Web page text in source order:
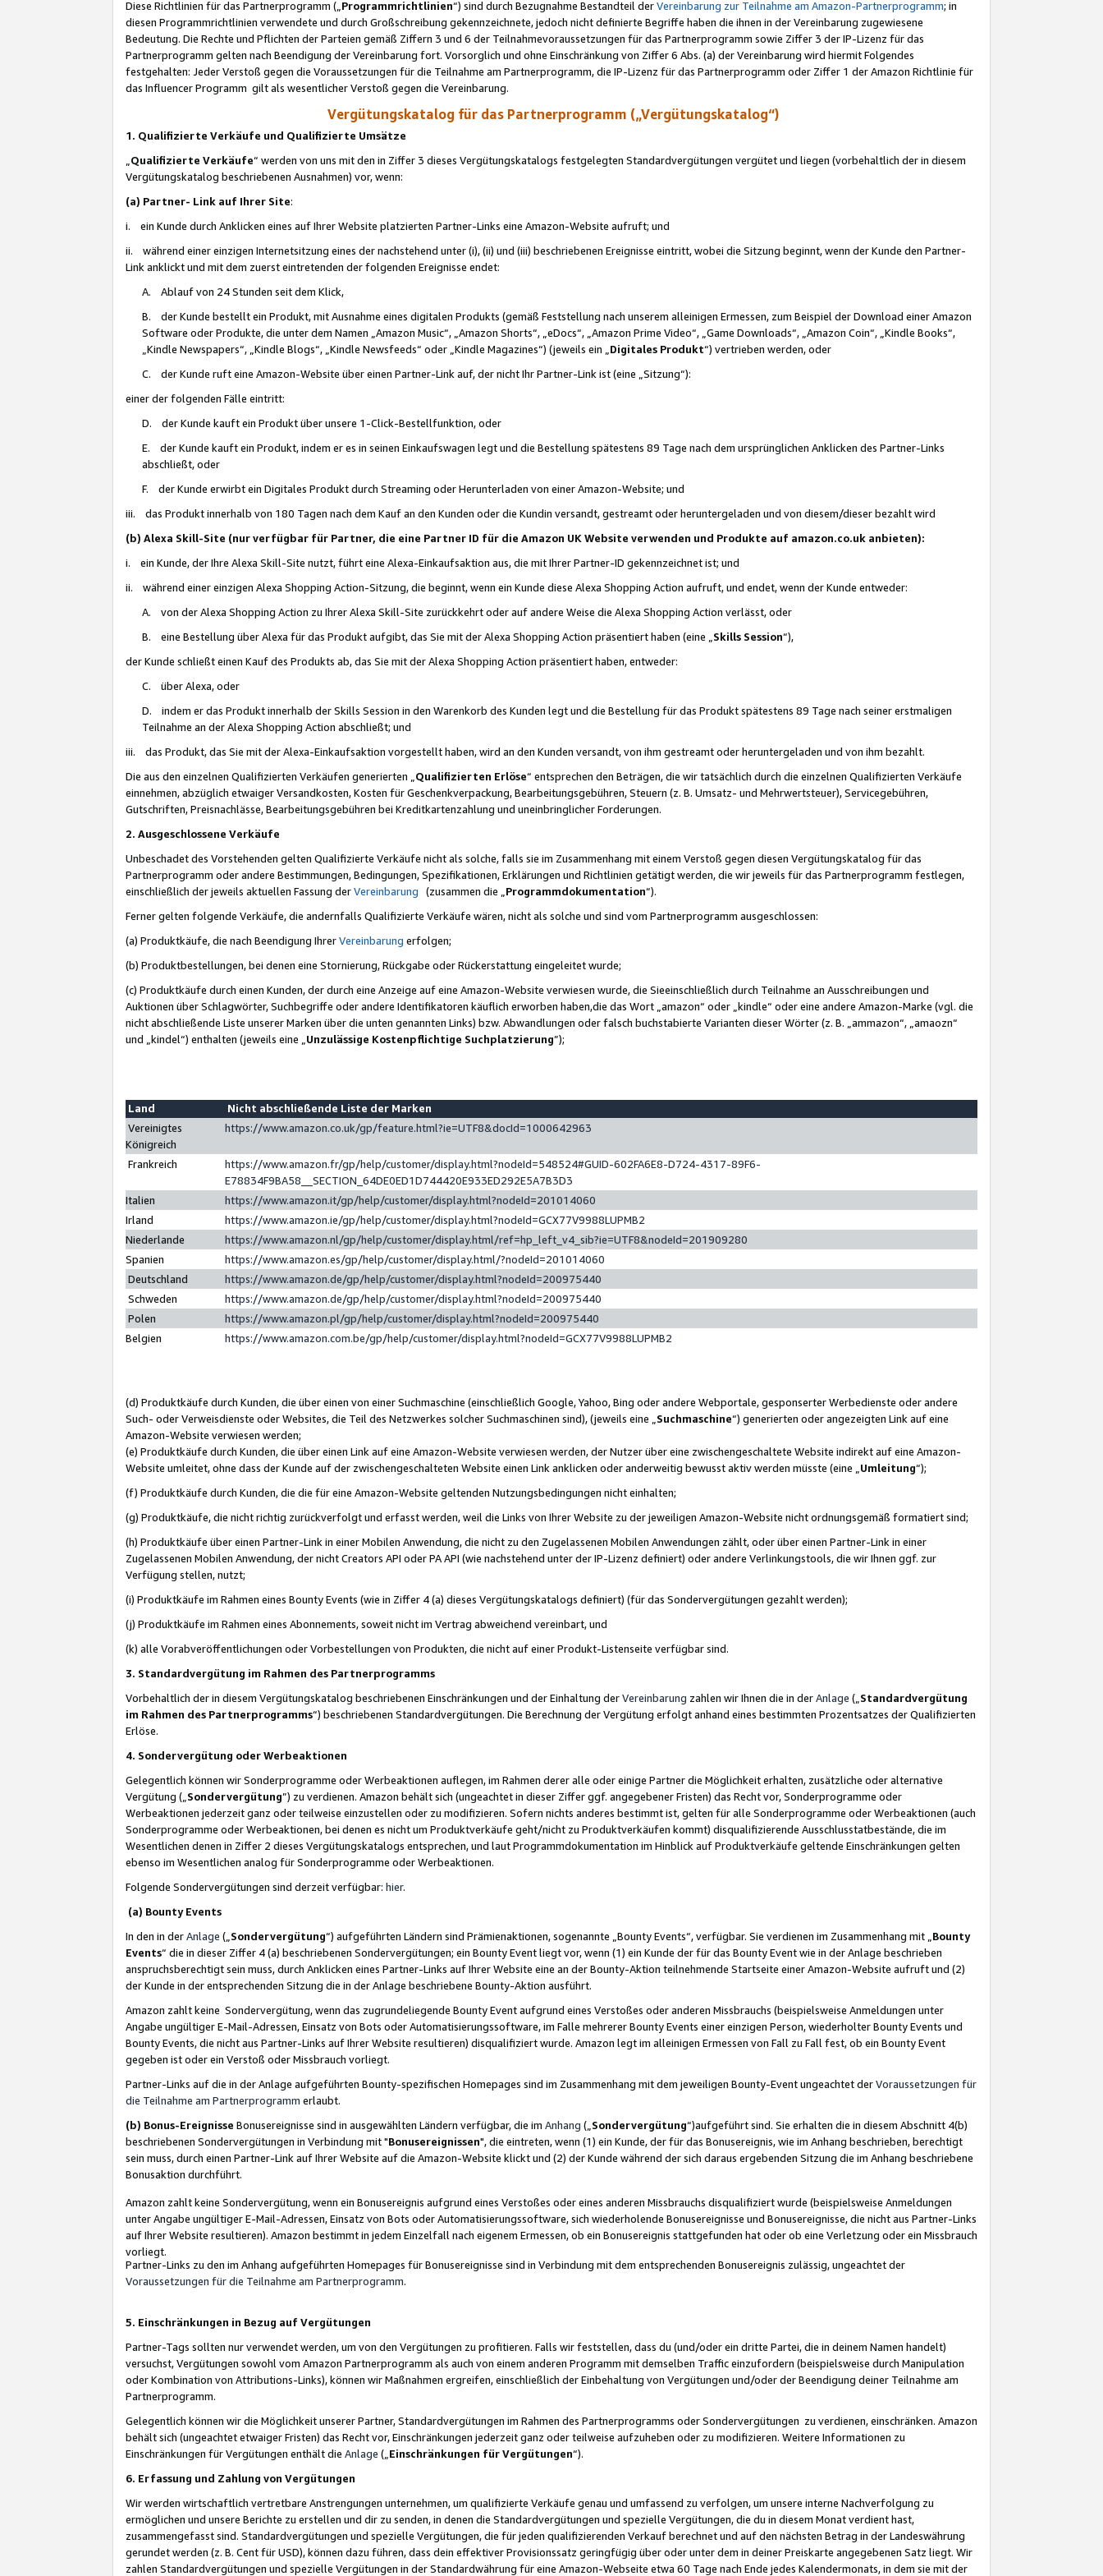
Diese Richtlinien für das Partnerprogramm („Programmrichtlinien“) sind durch Bezugnahme Bestandteil derVereinbarung zur Teilnahme am Amazon-Partnerprogramm; in
diesen Programmrichtlinien verwendete und durch Großschreibung gekennzeichnete, jedoch nicht definierte Begriffe haben die ihnen in der Vereinbarung zugewiesene
Bedeutung. Die Rechte und Pflichten der Parteien gemäß Ziffern 3 und 6 der Teilnahmevoraussetzungen für das Partnerprogramm sowie Ziffer 3 der IP-Lizenz für das
Partnerprogramm gelten nach Beendigung der Vereinbarung fort. Vorsorglich und ohne Einschränkung von Ziffer 6 Abs. (a) der Vereinbarung wird hiermit Folgendes
festgehalten: Jeder Verstoß gegen die Voraussetzungen für die Teilnahme am Partnerprogramm, die IP-Lizenz für das Partnerprogramm oder Ziffer 1 der Amazon Richtlinie für
das Influencer Programm gilt als wesentlicher Verstoß gegen die Vereinbarung.
Vergütungskatalog für das Partnerprogramm („Vergütungskatalog“)
1. Qualifizierte Verkäufe und Qualifizierte Umsätze
Qualifizierte Verkäufe“ werden von uns mit den in Ziffer 3 dieses Vergütungskatalogs festgelegten Standardvergütungen vergütet und liegen (vorbehaltlich der in diesem
Vergütungskatalog beschriebenen Ausnahmen) vor, wenn:
(a) Partner- Link auf Ihrer Site:
i. ein Kunde durch Anklicken eines auf Ihrer Website platzierten Partner-Links eine Amazon-Website aufruft; und
ii. während einer einzigen Internetsitzung eines der nachstehend unter (i), (ii) und (iii) beschriebenen Ereignisse eintritt, wobei die Sitzung beginnt, wenn der Kunde den Partner-
Link anklickt und mit dem zuerst eintretenden der folgenden Ereignisse endet:
A. Ablauf von 24 Stunden seit dem Klick,
B. der Kunde bestellt ein Produkt, mit Ausnahme eines digitalen Produkts (gemäß Feststellung nach unserem alleinigen Ermessen, zum Beispiel der Download einer Amazon
Software oder Produkte, die unter dem Namen „Amazon Music“, „Amazon Shorts“, „eDocs“, „Amazon Prime Video“, „Game Downloads“, „Amazon Coin“, „Kindle Books“,
„Kindle Newspapers“, „Kindle Blogs“, „Kindle Newsfeeds“ oder „Kindle Magazines“) (jeweils ein „ Digitales Produkt“) vertrieben werden, oder
C. der Kunde ruft eine Amazon-Website über einen Partner-Link auf, der nicht Ihr Partner-Link ist (eine „Sitzung“):
einer der folgenden Fälle eintritt:
D. der Kunde kauft ein Produkt über unsere 1-Click-Bestellfunktion, oder
E. der Kunde kauft ein Produkt, indem er es in seinen Einkaufswagen legt und die Bestellung spätestens 89 Tage nach dem ursprünglichen Anklicken des Partner-Links
abschließt, oder
F. der Kunde erwirbt ein Digitales Produkt durch Streaming oder Herunterladen von einer Amazon-Website; und
iii. das Produkt innerhalb von 180 Tagen nach dem Kauf an den Kunden oder die Kundin versandt, gestreamt oder heruntergeladen und von diesem/dieser bezahlt wird
(b) Alexa Skill-Site (nur verfügbar für Partner, die eine Partner ID für die Amazon UK Website verwenden und Produkte auf amazon.co.uk anbieten):
i. ein Kunde, der Ihre Alexa Skill-Site nutzt, führt eine Alexa-Einkaufsaktion aus, die mit Ihrer Partner-ID gekennzeichnet ist; und
ii. während einer einzigen Alexa Shopping Action-Sitzung, die beginnt, wenn ein Kunde diese Alexa Shopping Action aufruft, und endet, wenn der Kunde entweder:
A. von der Alexa Shopping Action zu Ihrer Alexa Skill-Site zurückkehrt oder auf andere Weise die Alexa Shopping Action verlässt, oder
B. eine Bestellung über Alexa für das Produkt aufgibt, das Sie mit der Alexa Shopping Action präsentiert haben (eine „ Skills Session“),
der Kunde schließt einen Kauf des Produkts ab, das Sie mit der Alexa Shopping Action präsentiert haben, entweder:
C. über Alexa, oder
D. indem er das Produkt innerhalb der Skills Session in den Warenkorb des Kunden legt und die Bestellung für das Produkt spätestens 89 Tage nach seiner erstmaligen
Teilnahme an der Alexa Shopping Action abschließt; und
iii. das Produkt, das Sie mit der Alexa-Einkaufsaktion vorgestellt haben, wird an den Kunden versandt, von ihm gestreamt oder heruntergeladen und von ihm bezahlt.
Die aus den einzelnen Qualifizierten Verkäufen generierten „ Qualifizierten Erlöse“ entsprechen den Beträgen, die wir tatsächlich durch die einzelnen Qualifizierten Verkäufe
einnehmen, abzüglich etwaiger Versandkosten, Kosten für Geschenkverpackung, Bearbeitungsgebühren, Steuern (z. B. Umsatz- und Mehrwertsteuer), Servicegebühren,
Gutschriften, Preisnachlässe, Bearbeitungsgebühren bei Kreditkartenzahlung und uneinbringlicher Forderungen.
2. Ausgeschlossene Verkäufe
Unbeschadet des Vorstehenden gelten Qualifizierte Verkäufe nicht als solche, falls sie im Zusammenhang mit einem Verstoß gegen diesen Vergütungskatalog für das
Partnerprogramm oder andere Bestimmungen, Bedingungen, Spezifikationen, Erklärungen und Richtlinien getätigt werden, die wir jeweils für das Partnerprogramm festlegen,
einschließlich der jeweils aktuellen Fassung derVereinbarung (zusammen die „ Programmdokumentation“).
Ferner gelten folgende Verkäufe, die andernfalls Qualifizierte Verkäufe wären, nicht als solche und sind vom Partnerprogramm ausgeschlossen:
(a) Produktkäufe, die nach Beendigung IhrerVereinbarung erfolgen;
(b) Produktbestellungen, bei denen eine Stornierung, Rückgabe oder Rückerstattung eingeleitet wurde;
(c) Produktkäufe durch einen Kunden, der durch eine Anzeige auf eine Amazon-Website verwiesen wurde, die Sieeinschließlich durch Teilnahme an Ausschreibungen und
Auktionen über Schlagwörter, Suchbegriffe oder andere Identifikatoren käuflich erworben haben,die das Wort „amazon“ oder „kindle“ oder eine andere Amazon-Marke (vgl. die
nicht abschließende Liste unserer Marken über die unten genannten Links) bzw. Abwandlungen oder falsch buchstabierte Varianten dieser Wörter (z. B. „ammazon“, „amaozn“
und „kindel“) enthalten (jeweils eine „ Unzulässige Kostenpflichtige Suchplatzierung”);
Land
Nicht abschließende Liste der Marken
Vereinigtes
Königreich
https://www.amazon.co.uk/gp/feature.html?ie=UTF8&docId=1000642963
Frankreich
https://www.amazon.fr/gp/help/customer/display.html?nodeId=548524#GUID-602FA6E8-D724-4317-89F6-
E78834F9BA58__SECTION_64DE0ED1D744420E933ED292E5A7B3D3
Italien
https://www.amazon.it/gp/help/customer/display.html?nodeId=201014060
Irland
https://www.amazon.ie/gp/help/customer/display.html?nodeId=GCX77V9988LUPMB2
Niederlande
https://www.amazon.nl/gp/help/customer/display.html/ref=hp_left_v4_sib?ie=UTF8&nodeId=201909280
Spanien
https://www.amazon.es/gp/help/customer/display.html/?nodeId=201014060
Deutschland
https://www.amazon.de/gp/help/customer/display.html?nodeId=200975440
Schweden
https://www.amazon.de/gp/help/customer/display.html?nodeId=200975440
Polen
https://www.amazon.pl/gp/help/customer/display.html?nodeId=200975440
Belgien
https://www.amazon.com.be/gp/help/customer/display.html?nodeId=GCX77V9988LUPMB2
(d) Produktkäufe durch Kunden, die über einen von einer Suchmaschine (einschließlich Google, Yahoo, Bing oder andere Webportale, gesponserter Werbedienste oder andere
Such- oder Verweisdienste oder Websites, die Teil des Netzwerkes solcher Suchmaschinen sind), (jeweils eine „ Suchmaschine“) generierten oder angezeigten Link auf eine
Amazon-Website verwiesen werden;
(e) Produktkäufe durch Kunden, die über einen Link auf eine Amazon-Website verwiesen werden, der Nutzer über eine zwischengeschaltete Website indirekt auf eine Amazon-
Website umleitet, ohne dass der Kunde auf der zwischengeschalteten Website einen Link anklicken oder anderweitig bewusst aktiv werden müsste (eine „ Umleitung“);
(f) Produktkäufe durch Kunden, die die für eine Amazon-Website geltenden Nutzungsbedingungen nicht einhalten;
(g) Produktkäufe, die nicht richtig zurückverfolgt und erfasst werden, weil die Links von Ihrer Website zu der jeweiligen Amazon-Website nicht ordnungsgemäß formatiert sind;
(h) Produktkäufe über einen Partner-Link in einer Mobilen Anwendung, die nicht zu den Zugelassenen Mobilen Anwendungen zählt, oder über einen Partner-Link in einer
Zugelassenen Mobilen Anwendung, der nicht Creators API oder PA API (wie nachstehend unter der IP-Lizenz definiert) oder andere Verlinkungstools, die wir Ihnen ggf. zur
Verfügung stellen, nutzt;
(i) Produktkäufe im Rahmen eines Bounty Events (wie in Ziffer 4 (a) dieses Vergütungskatalogs definiert) (für das Sondervergütungen gezahlt werden);
(j) Produktkäufe im Rahmen eines Abonnements, soweit nicht im Vertrag abweichend vereinbart, und
(k) alle Vorabveröffentlichungen oder Vorbestellungen von Produkten, die nicht auf einer Produkt-Listenseite verfügbar sind.
3. Standardvergütung im Rahmen des Partnerprogramms
Vorbehaltlich der in diesem Vergütungskatalog beschriebenen Einschränkungen und der Einhaltung derVereinbarung zahlen wir Ihnen die in derAnlage („ Standardvergütung
im Rahmen des Partnerprogramms“) beschriebenen Standardvergütungen. Die Berechnung der Vergütung erfolgt anhand eines bestimmten Prozentsatzes der Qualifizierten
Erlöse.
4. Sondervergütung oder Werbeaktionen
Gelegentlich können wir Sonderprogramme oder Werbeaktionen auflegen, im Rahmen derer alle oder einige Partner die Möglichkeit erhalten, zusätzliche oder alternative
Vergütung („ Sondervergütung”) zu verdienen. Amazon behält sich (ungeachtet in dieser Ziffer ggf. angegebener Fristen) das Recht vor, Sonderprogramme oder
Werbeaktionen jederzeit ganz oder teilweise einzustellen oder zu modifizieren. Sofern nichts anderes bestimmt ist, gelten für alle Sonderprogramme oder Werbeaktionen (auch
Sonderprogramme oder Werbeaktionen, bei denen es nicht um Produktverkäufe geht/nicht zu Produktverkäufen kommt) disqualifizierende Ausschlusstatbestände, die im
Wesentlichen denen in Ziffer 2 dieses Vergütungskatalogs entsprechen, und laut Programmdokumentation im Hinblick auf Produktverkäufe geltende Einschränkungen gelten
ebenso im Wesentlichen analog für Sonderprogramme oder Werbeaktionen.
Folgende Sondervergütungen sind derzeit verfügbar: hier.
(a) Bounty Events
In den in derAnlage („ Sondervergütung“) aufgeführten Ländern sind Prämienaktionen, sogenannte „Bounty Events“, verfügbar. Sie verdienen im Zusammenhang mit „ Bounty
Events“ die in dieser Ziffer 4 (a) beschriebenen Sondervergütungen; ein Bounty Event liegt vor, wenn (1) ein Kunde der für das Bounty Event wie in der Anlage beschrieben
anspruchsberechtigt sein muss, durch Anklicken eines Partner-Links auf Ihrer Website eine an der Bounty-Aktion teilnehmende Startseite einer Amazon-Website aufruft und (2)
der Kunde in der entsprechenden Sitzung die in der Anlage beschriebene Bounty-Aktion ausführt.
Amazon zahlt keine Sondervergütung, wenn das zugrundeliegende Bounty Event aufgrund eines Verstoßes oder anderen Missbrauchs (beispielsweise Anmeldungen unter
Angabe ungültiger E-Mail-Adressen, Einsatz von Bots oder Automatisierungssoftware, im Falle mehrerer Bounty Events einer einzigen Person, wiederholter Bounty Events und
Bounty Events, die nicht aus Partner-Links auf Ihrer Website resultieren) disqualifiziert wurde. Amazon legt im alleinigen Ermessen von Fall zu Fall fest, ob ein Bounty Event
gegeben ist oder ein Verstoß oder Missbrauch vorliegt.
Partner-Links auf die in der Anlage aufgeführten Bounty-spezifischen Homepages sind im Zusammenhang mit dem jeweiligen Bounty-Event ungeachtet derVoraussetzungen für
die Teilnahme am Partnerprogramm erlaubt.
(b) Bonus-Ereignisse Bonusereignisse sind in ausgewählten Ländern verfügbar, die im Anhang („ Sondervergütung“)aufgeführt sind. Sie erhalten die in diesem Abschnitt 4(b)
beschriebenen Sondervergütungen in Verbindung mit "Bonusereignissen", die eintreten, wenn (1) ein Kunde, der für das Bonusereignis, wie im Anhang beschrieben, berechtigt
sein muss, durch einen Partner-Link auf Ihrer Website auf die Amazon-Website klickt und (2) der Kunde während der sich daraus ergebenden Sitzung die im Anhang beschriebene
Bonusaktion durchführt.
Amazon zahlt keine Sondervergütung, wenn ein Bonusereignis aufgrund eines Verstoßes oder eines anderen Missbrauchs disqualifiziert wurde (beispielsweise Anmeldungen
unter Angabe ungültiger E-Mail-Adressen, Einsatz von Bots oder Automatisierungssoftware, sich wiederholende Bonusereignisse und Bonusereignisse, die nicht aus Partner-Links
auf Ihrer Website resultieren). Amazon bestimmt in jedem Einzelfall nach eigenem Ermessen, ob ein Bonusereignis stattgefunden hat oder ob eine Verletzung oder ein Missbrauch
vorliegt.
Partner-Links zu den im Anhang aufgeführten Homepages für Bonusereignisse sind in Verbindung mit dem entsprechenden Bonusereignis zulässig, ungeachtet der
Voraussetzungen für die Teilnahme am Partnerprogramm.
5. Einschränkungen in Bezug auf Vergütungen
Partner-Tags sollten nur verwendet werden, um von den Vergütungen zu profitieren. Falls wir feststellen, dass du (und/oder ein dritte Partei, die in deinem Namen handelt)
versuchst, Vergütungen sowohl vom Amazon Partnerprogramm als auch von einem anderen Programm mit demselben Traffic einzufordern (beispielsweise durch Manipulation
oder Kombination von Attributions-Links), können wir Maßnahmen ergreifen, einschließlich der Einbehaltung von Vergütungen und/oder der Beendigung deiner Teilnahme am
Partnerprogramm.
Gelegentlich können wir die Möglichkeit unserer Partner, Standardvergütungen im Rahmen des Partnerprogramms oder Sondervergütungen zu verdienen, einschränken. Amazon
behält sich (ungeachtet etwaiger Fristen) das Recht vor, Einschränkungen jederzeit ganz oder teilweise aufzuheben oder zu modifizieren. Weitere Informationen zu
Einschränkungen für Vergütungen enthält die Anlage („ Einschränkungen für Vergütungen“).
6. Erfassung und Zahlung von Vergütungen
Wir werden wirtschaftlich vertretbare Anstrengungen unternehmen, um qualifizierte Verkäufe genau und umfassend zu verfolgen, um unsere interne Nachverfolgung zu
ermöglichen und unsere Berichte zu erstellen und dir zu senden, in denen die Standardvergütungen und spezielle Vergütungen, die du in diesem Monat verdient hast,
zusammengefasst sind. Standardvergütungen und spezielle Vergütungen, die für jeden qualifizierenden Verkauf berechnet und auf den nächsten Betrag in der Landeswährung
gerundet werden (z. B. Cent für USD), können dazu führen, dass dein effektiver Provisionssatz geringfügig über oder unter dem in deiner Preiskarte angegebenen Satz liegt. Wir
zahlen Standardvergütungen und spezielle Vergütungen in der Standardwährung für eine Amazon-Webseite etwa 60 Tage nach Ende jedes Kalendermonats, in dem sie mit der